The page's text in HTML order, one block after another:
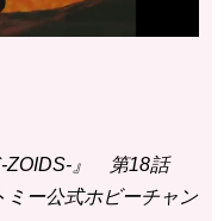
-ZOIDS-』 第18話
ー公式ホビーチャン